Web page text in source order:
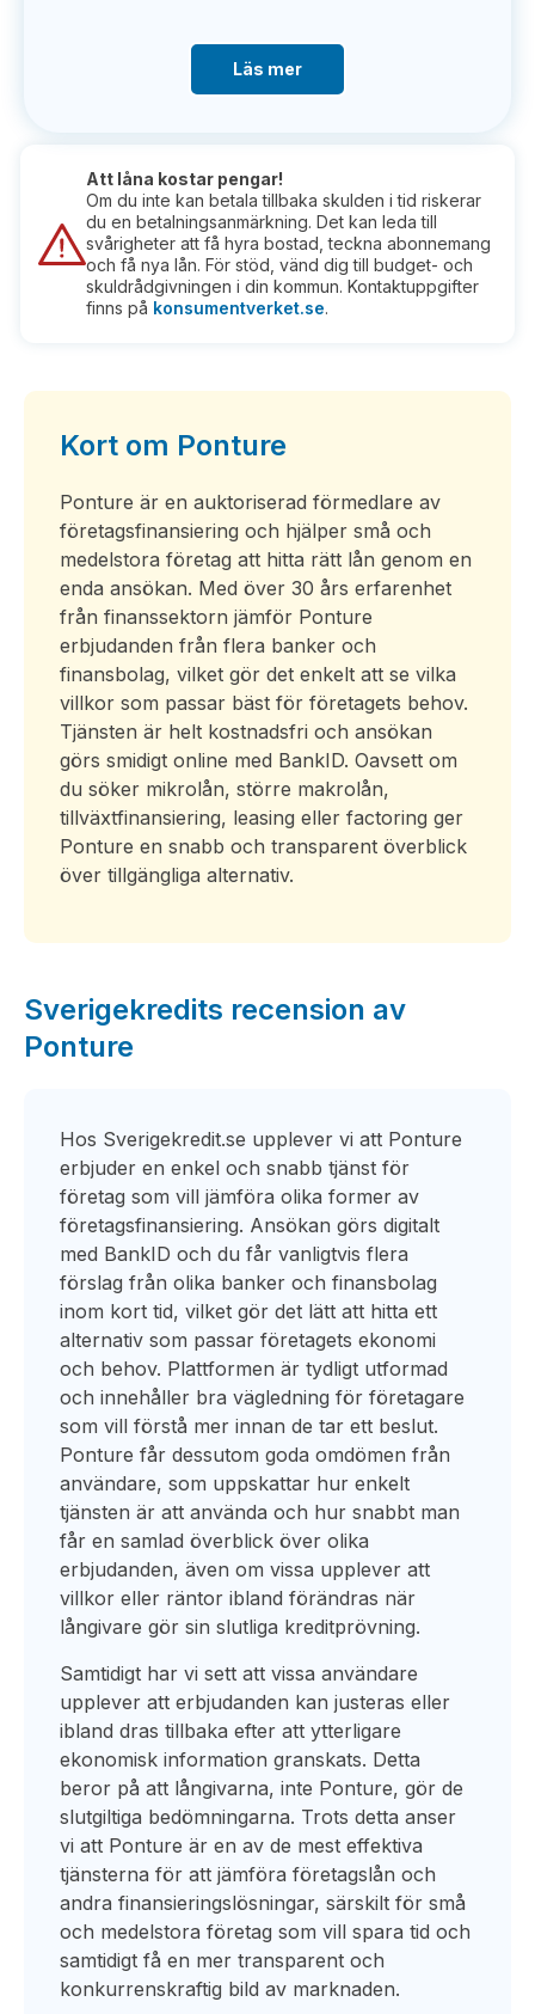
Läs mer
Att låna kostar pengar!
Om du inte kan betala tillbaka skulden i tid riskerar
du en betalningsanmärkning. Det kan leda till
svårigheter att få hyra bostad, teckna abonnemang
och få nya lån. För stöd, vänd dig till budget- och
skuldrådgivningen i din kommun. Kontaktuppgifter
finns på konsumentverket.se.
Kort om Ponture
Ponture är en auktoriserad förmedlare av
företagsfinansiering och hjälper små och
medelstora företag att hitta rätt lån genom en
enda ansökan. Med över 30 års erfarenhet
från finanssektorn jämför Ponture
erbjudanden från flera banker och
finansbolag, vilket gör det enkelt att se vilka
villkor som passar bäst för företagets behov.
Tjänsten är helt kostnadsfri och ansökan
görs smidigt online med BankID. Oavsett om
du söker mikrolån, större makrolån,
tillväxtfinansiering, leasing eller factoring ger
Ponture en snabb och transparent överblick
över tillgängliga alternativ.
Sverigekredits recension av
Ponture
Hos Sverigekredit.se upplever vi att Ponture
erbjuder en enkel och snabb tjänst för
företag som vill jämföra olika former av
företagsfinansiering. Ansökan görs digitalt
med BankID och du får vanligtvis flera
förslag från olika banker och finansbolag
inom kort tid, vilket gör det lätt att hitta ett
alternativ som passar företagets ekonomi
och behov. Plattformen är tydligt utformad
och innehåller bra vägledning för företagare
som vill förstå mer innan de tar ett beslut.
Ponture får dessutom goda omdömen från
användare, som uppskattar hur enkelt
tjänsten är att använda och hur snabbt man
får en samlad överblick över olika
erbjudanden, även om vissa upplever att
villkor eller räntor ibland förändras när
långivare gör sin slutliga kreditprövning.
Samtidigt har vi sett att vissa användare
upplever att erbjudanden kan justeras eller
ibland dras tillbaka efter att ytterligare
ekonomisk information granskats. Detta
beror på att långivarna, inte Ponture, gör de
slutgiltiga bedömningarna. Trots detta anser
vi att Ponture är en av de mest effektiva
tjänsterna för att jämföra företagslån och
andra finansieringslösningar, särskilt för små
och medelstora företag som vill spara tid och
samtidigt få en mer transparent och
konkurrenskraftig bild av marknaden.